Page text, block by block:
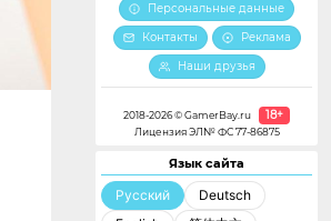
Персональные данные
Контакты
Реклама
Наши друзья
2018-2026 © GamerBay.ru 18+
Лицензия ЭЛ№ ФС 77-86875
Язык сайта
Русский
Deutsch